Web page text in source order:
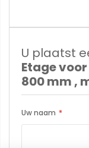
U plaatst
Etage voor
800 mm ,
Uw naam